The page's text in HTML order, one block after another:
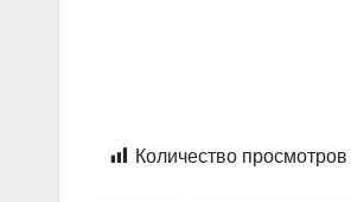
Количество просмотров